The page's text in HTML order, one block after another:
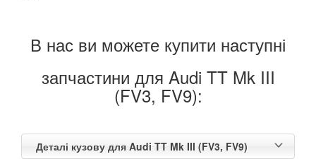
В нас ви можете купити наступні
запчастини для Audi TT Mk III
(FV3, FV9):
Деталі кузову для Audi TT Mk III (FV3, FV9)